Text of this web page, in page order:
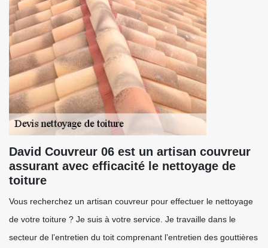
David Couvreur 06 est un artisan couvreur
assurant avec efficacité le nettoyage de
toiture
Vous recherchez un artisan couvreur pour effectuer le nettoyage
de votre toiture ? Je suis à votre service. Je travaille dans le
secteur de l’entretien du toit comprenant l’entretien des gouttières